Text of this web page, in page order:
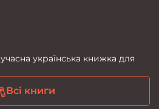
українська книжка для
Всі книги